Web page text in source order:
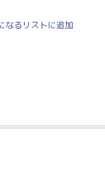
なるリストに追加